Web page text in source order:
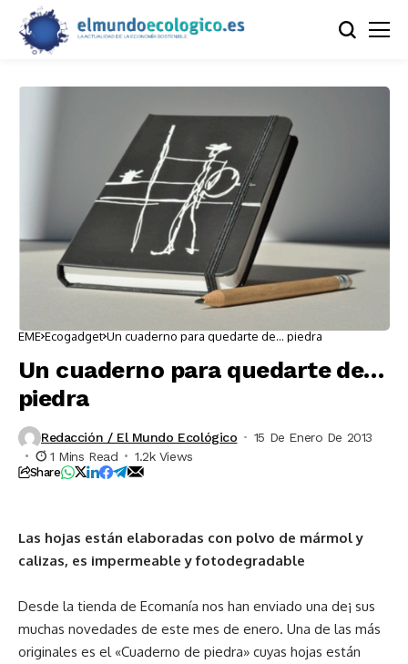
EME Ecogadget Un cuaderno para quedarte de… piedra
Un cuaderno para quedarte de…
piedra
Redacción / El Mundo Ecológico
15 De Enero De 2013
1 Mins Read
1.2k Views
Share
Las hojas están elaboradas con polvo de mármol y
calizas, es impermeable y fotodegradable
Desde la tienda de Ecomanía nos han enviado una de¡ sus
muchas novedades de este mes de enero. Una de las más
originales es el «Cuaderno de piedra» cuyas hojas están